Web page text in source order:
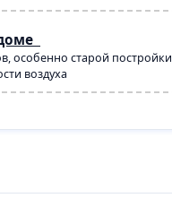
старой
воздуха